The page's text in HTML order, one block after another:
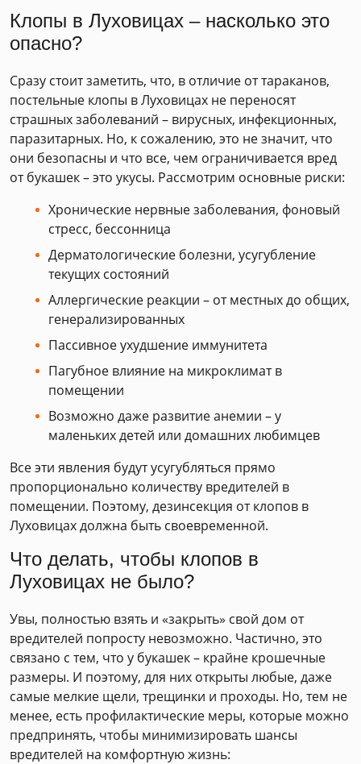
Клопы в Луховицах – насколько это
опасно?
Сразу стоит заметить, что, в отличие от тараканов,
постельные клопы в Луховицах не переносят
страшных заболеваний – вирусных, инфекционных,
паразитарных. Но, к сожалению, это не значит, что
они безопасны и что все, чем ограничивается вред
от букашек – это укусы. Рассмотрим основные риски:
Хронические нервные заболевания, фоновый
стресс, бессонница
Дерматологические болезни, усугубление
текущих состояний
Аллергические реакции – от местных до общих,
генерализированных
Пассивное ухудшение иммунитета
Пагубное влияние на микроклимат в
помещении
Возможно даже развитие анемии – у
маленьких детей или домашних любимцев
Все эти явления будут усугубляться прямо
пропорционально количеству вредителей в
помещении. Поэтому, дезинсекция от клопов в
Луховицах должна быть своевременной.
Что делать, чтобы клопов в
Луховицах не было?
Увы, полностью взять и «закрыть» свой дом от
вредителей попросту невозможно. Частично, это
связано с тем, что у букашек – крайне крошечные
размеры. И поэтому, для них открыты любые, даже
самые мелкие щели, трещинки и проходы. Но, тем не
менее, есть профилактические меры, которые можно
предпринять, чтобы минимизировать шансы
вредителей на комфортную жизнь: